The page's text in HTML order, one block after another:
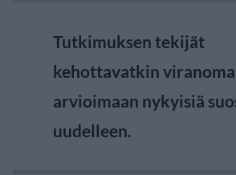
Tutkimuksen tekijät
kehottavatkin
arvioimaan nykyisiä
uudelleen.